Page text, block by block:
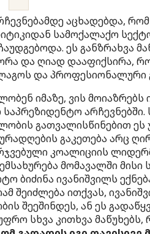
აცხადებდა,
სამოქალაქო
ეს განზრახვა
და ღიად დააფიქსირა,
და
იმაზე, ვის მოიაზრებს
გათვალისწინებით
გაკეთება არც
კოალიციის
მომავალში
ბიძინა ივანიშვილს
შეიძლება ითქვას,
შეეშინდეს, ან ეს
სხვა კითხვა